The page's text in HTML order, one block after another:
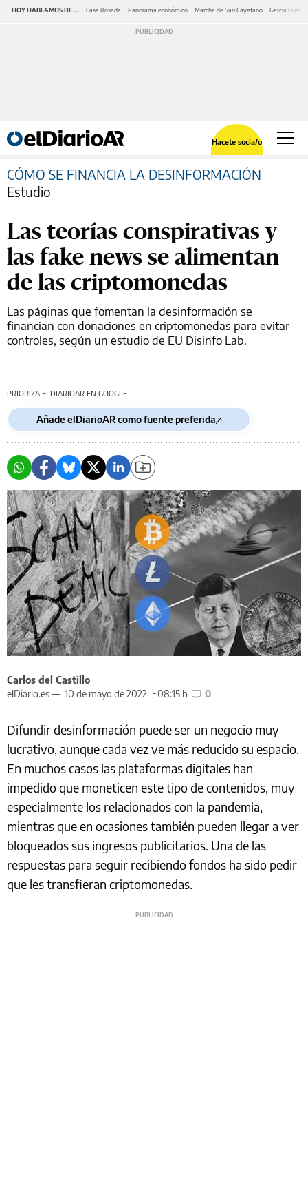
HOY HABLAMOS DE... Casa Rosada Panorama económico Marcha de San Cayetano García Cuerva
Hacete socia/o
CÓMO SE FINANCIA LA DESINFORMACIÓN
Estudio
Las teorías conspirativas y
las fake news se alimentan
de las criptomonedas
Las páginas que fomentan la desinformación se
financian con donaciones en criptomonedas para evitar
controles, según un estudio de EU Disinfo Lab.
PRIORIZA ELDIARIOAR EN GOOGLE
Añade elDiarioAR como fuente preferida
Carlos del Castillo
elDiario.es — 10 de mayo de 2022 08:15 h 0
Difundir desinformación puede ser un negocio muy
lucrativo, aunque cada vez ve más reducido su espacio.
En muchos casos las plataformas digitales han
impedido que moneticen este tipo de contenidos, muy
especialmente los relacionados con la pandemia,
mientras que en ocasiones también pueden llegar a ver
bloqueados sus ingresos publicitarios. Una de las
respuestas para seguir recibiendo fondos ha sido pedir
que les transfieran criptomonedas.